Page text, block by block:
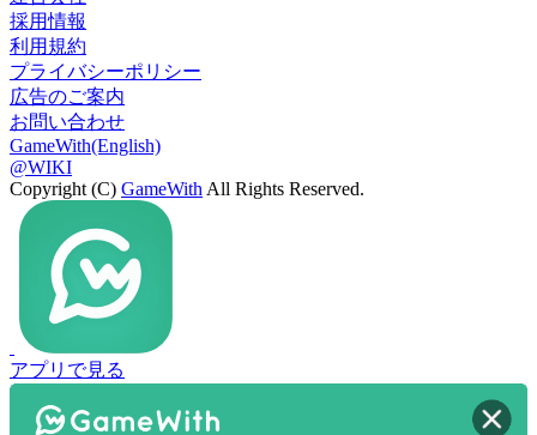
採用情報
利用規約
プライバシーポリシー
広告のご案内
お問い合わせ
GameWith(English)
@WIKI
Copyright (C) GameWith All Rights Reserved.
アプリで見る